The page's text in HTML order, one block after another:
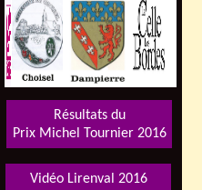
Vidéo Lirenval 2016
Résultats du
Prix Michel Tournier 2016